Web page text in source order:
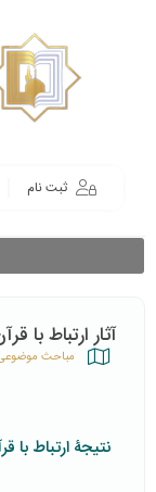
ثبت نام
آثار ارتباط با
مباحث
نتیجۀ ارتباط با